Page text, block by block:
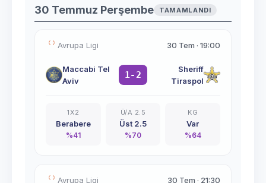
30 Temmuz Perşembe TAMAMLANDI
Avrupa Ligi 30 Tem · 19:00
Maccabi Tel
Aviv
1-2
Sheriff
Tiraspol
1X2
Berabere
%41
Ü/A 2.5
Üst 2.5
%70
KG
Var
%64
Avrupa Ligi 30 Tem · 21:30